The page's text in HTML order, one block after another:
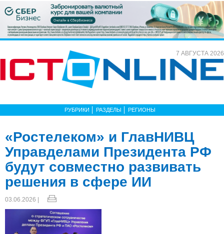
7 АВГУСТА 2026
РУБРИКИ РАЗДЕЛЫ РЕГИОНЫ
«Ростелеком» и ГлавНИВЦ
Управделами Президента РФ
будут совместно развивать
решения в сфере ИИ
03.06.2026 |